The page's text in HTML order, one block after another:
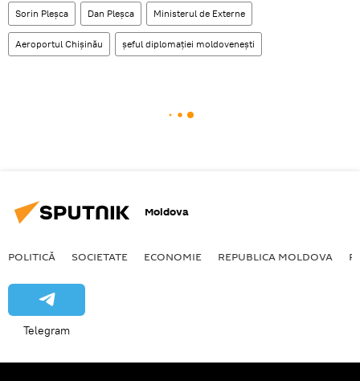
Sorin Pleșca Dan Pleşca Ministerul de Externe
Aeroportul Chișinău șeful diplomației moldovenești
Moldova
POLITICĂ SOCIETATE ECONOMIE REPUBLICA MOLDOVA
Telegram